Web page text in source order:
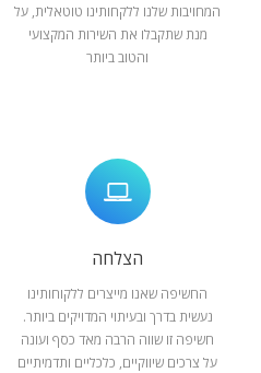
המחויבות שלנו ללקחותינו טוטאלית, על
מנת שתקבלו את השירות המקצועי
והטוב ביותר
הצלחה
החשיפה שאנו מייצרים ללקוחותינו
נעשית בדרך ובעיתוי המדויקים ביותר.
חשיפה זו שווה הרבה מאד כסף ועונה
על צרכים שיווקיים, כלכליים ותדמיתיים